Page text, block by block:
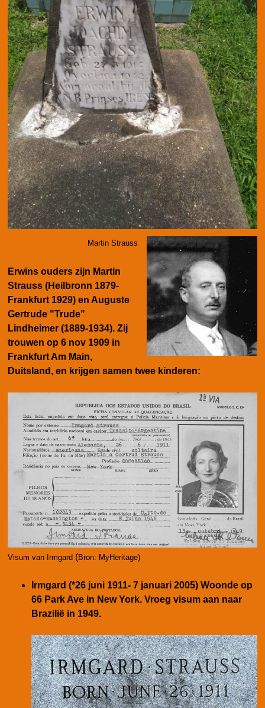
Martin Strauss
Erwins ouders zijn Martin
Strauss (Heilbronn 1879-
Frankfurt 1929) en Auguste
Gertrude "Trude"
Lindheimer (1889-1934). Zij
trouwen op 6 nov 1909 in
Frankfurt Am Main,
Duitsland, en krijgen samen twee kinderen:
Visum van Irmgard (Bron: MyHeritage)
Irmgard (*26 juni 1911- 7 januari 2005) Woonde op
66 Park Ave in New York. Vroeg visum aan naar
Brazilië in 1949.